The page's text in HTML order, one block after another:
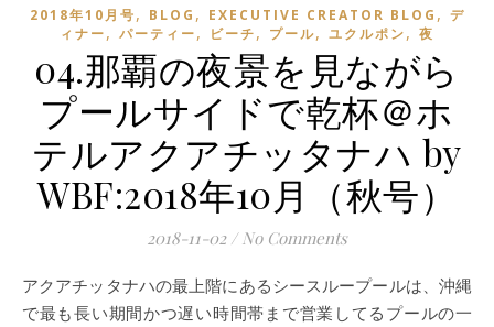
2018年10月号, BLOG , EXECUTIVE CREATOR BLOG , デ
ィナー, パーティー, ビーチ, プール, ユクルポン, 夜
04.那覇の夜景を見ながら
プールサイドで乾杯＠ホ
テルアクアチッタナハ by
WBF:2018年10月（秋号）
2018-11-02 / No Comments
アクアチッタナハの最上階にあるシースループールは、沖縄
で最も長い期間かつ遅い時間帯まで営業してるプールの一